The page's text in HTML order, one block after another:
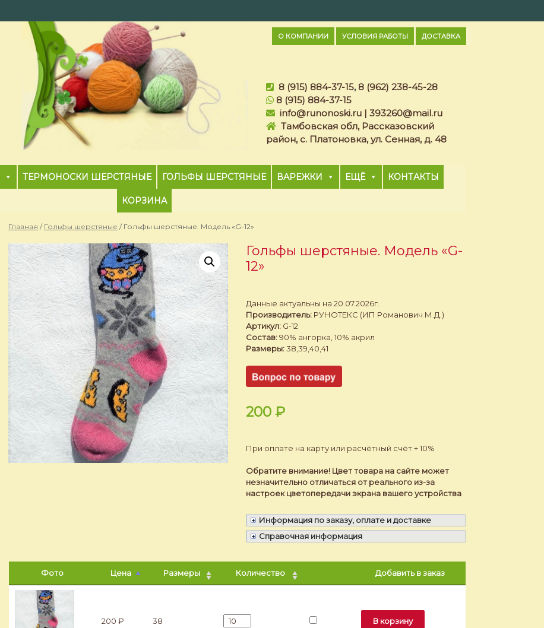
О КОМПАНИИ УСЛОВИЯ РАБОТЫ ДОСТАВКА
8 (915) 884-37-15, 8 (962) 238-45-28
8 (915) 884-37-15
info@runonoski.ru| 393260@mail.ru
Тамбовская обл, Рассказовский
район, с. Платоновка, ул. Сенная, д. 48
ТЕРМОНОСКИ ШЕРСТЯНЫЕ ГОЛЬФЫ ШЕРСТЯНЫЕ ВАРЕЖКИ ЕЩЁ КОНТАКТЫ
КОРЗИНА
Главная / Гольфы шерстяные / Гольфы шерстяные. Модель «G-12»
Гольфы шерстяные. Модель «G-
12»
Данные актуальны на 20.07.2026г.
Производитель: РУНОТЕКС (ИП Романович М.Д.)
Артикул: G-12
Состав:90% ангорка, 10% акрил
Размеры:38,39,40,41
200₽
При оплате на карту или расчётный счёт + 10%
Обратите внимание! Цвет товара на сайте может
незначительно отличаться от реального из-за
настроек цветопередачи экрана вашего устройства
Информация по заказу, оплате и доставке
Справочная информация
Фото Цена Размеры Количество Добавить в заказ
200 ₽ 38 Количество Гольфы шерстяные. Модель «G-12»
В корзину